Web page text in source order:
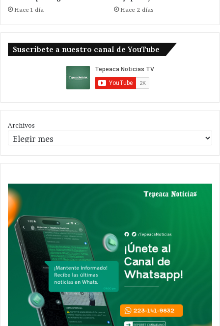
Hace 1 día Hace 2 días
Suscribete a nuestro canal de YouTube
Archivos